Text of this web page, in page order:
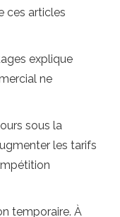
ces articles
explique
ne
sous la
les tarifs
temporaire. À